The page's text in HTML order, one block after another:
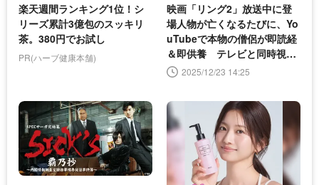
楽天週間ランキング1位！シ
リーズ累計3億包のスッキリ
茶。380円でお試し
PR(ハーブ健康本舗)
映画「リング2」放送中に登
場人物が亡くなるたびに、Yo
uTubeで本物の僧侶が即読経
＆即供養 テレビと同時視聴
で楽しむウォッチパーティー
2025/12/23 14:25